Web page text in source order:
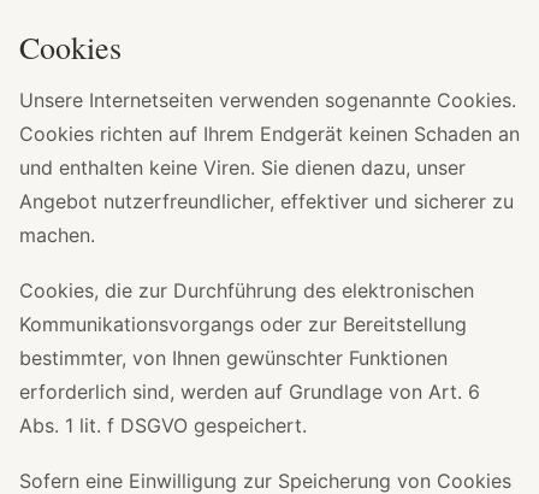
Cookies
Unsere Internetseiten verwenden sogenannte Cookies.
Cookies richten auf Ihrem Endgerät keinen Schaden an
und enthalten keine Viren. Sie dienen dazu, unser
Angebot nutzerfreundlicher, effektiver und sicherer zu
machen.
Cookies, die zur Durchführung des elektronischen
Kommunikationsvorgangs oder zur Bereitstellung
bestimmter, von Ihnen gewünschter Funktionen
erforderlich sind, werden auf Grundlage von Art. 6
Abs. 1 lit. f DSGVO gespeichert.
Sofern eine Einwilligung zur Speicherung von Cookies